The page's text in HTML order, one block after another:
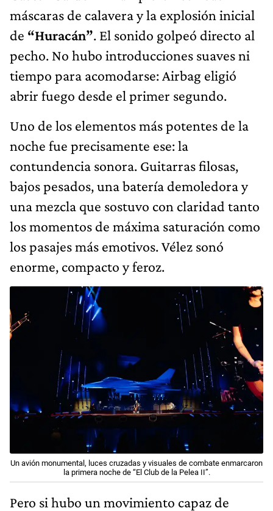
máscaras de calavera y la explosión inicial
de “Huracán”. El sonido golpeó directo al
pecho. No hubo introducciones suaves ni
tiempo para acomodarse: Airbag eligió
abrir fuego desde el primer segundo.
Uno de los elementos más potentes de la
noche fue precisamente ese: la
contundencia sonora. Guitarras filosas,
bajos pesados, una batería demoledora y
una mezcla que sostuvo con claridad tanto
los momentos de máxima saturación como
los pasajes más emotivos. Vélez sonó
enorme, compacto y feroz.
Un avión monumental, luces cruzadas y visuales de combate enmarcaron
la primera noche de “El Club de la Pelea II”.
Pero si hubo un movimiento capaz de